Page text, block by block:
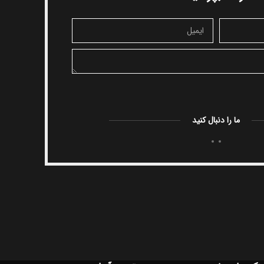
ما را دنبال کنید